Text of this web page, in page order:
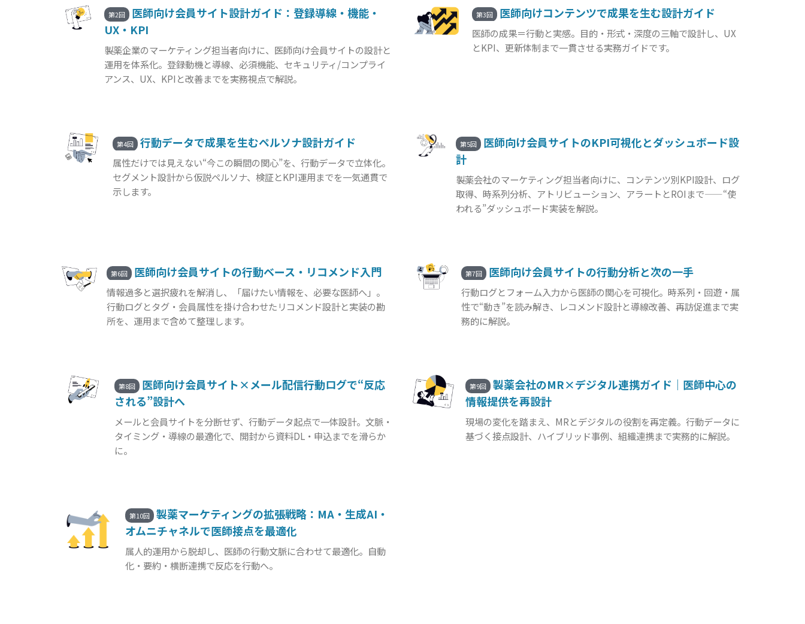
第2回
医師向け会員サイト設計ガイド：登録導線・機能・
UX・KPI
製薬企業のマーケティング担当者向けに、医師向け会員サイトの設計と
運用を体系化。登録動機と導線、必須機能、セキュリティ/コンプライ
アンス、UX、KPIと改善までを実務視点で解説。
第3回 医師向けコンテンツで成果を生む設計ガイド
医師の成果＝行動と実感。目的・形式・深度の三軸で設計し、UX
とKPI、更新体制まで一貫させる実務ガイドです。
第4回 行動データで成果を生むペルソナ設計ガイド
属性だけでは見えない“今この瞬間の関心”を、行動データで立体化。
セグメント設計から仮説ペルソナ、検証とKPI運用までを一気通貫で
示します。
第5回
医師向け会員サイトのKPI可視化とダッシュボード設
計
製薬会社のマーケティング担当者向けに、コンテンツ別KPI設計、ログ
取得、時系列分析、アトリビューション、アラートとROIまで——“使
われる”ダッシュボード実装を解説。
第6回 医師向け会員サイトの行動ベース・リコメンド入門
情報過多と選択疲れを解消し、「届けたい情報を、必要な医師へ」。
行動ログとタグ・会員属性を掛け合わせたリコメンド設計と実装の勘
所を、運用まで含めて整理します。
第7回 医師向け会員サイトの行動分析と次の一手
行動ログとフォーム入力から医師の関心を可視化。時系列・回遊・属
性で“動き”を読み解き、レコメンド設計と導線改善、再訪促進まで実
務的に解説。
第8回
医師向け会員サイト×メール配信――行動ログで“反応
される”設計へ
メールと会員サイトを分断せず、行動データ起点で一体設計。文脈・
タイミング・導線の最適化で、開封から資料DL・申込までを滑らか
に。
第9回
製薬会社のMR×デジタル連携ガイド｜医師中心の
情報提供を再設計
現場の変化を踏まえ、MRとデジタルの役割を再定義。行動データに
基づく接点設計、ハイブリッド事例、組織連携まで実務的に解説。
第10回
製薬マーケティングの拡張戦略：MA・生成AI・
オムニチャネルで医師接点を最適化
属人的運用から脱却し、医師の行動文脈に合わせて最適化。自動
化・要約・横断連携で反応を行動へ。